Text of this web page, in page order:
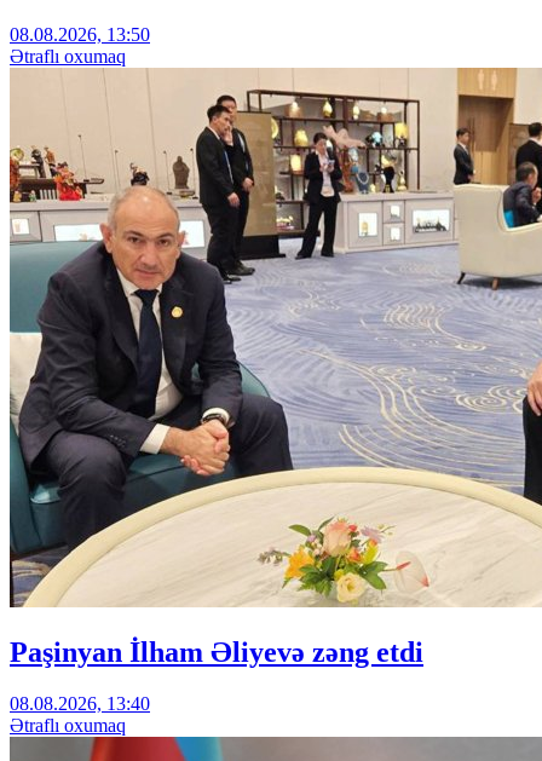
08.08.2026, 13:50
Ətraflı oxumaq
Paşinyan İlham Əliyevə zəng etdi
08.08.2026, 13:40
Ətraflı oxumaq